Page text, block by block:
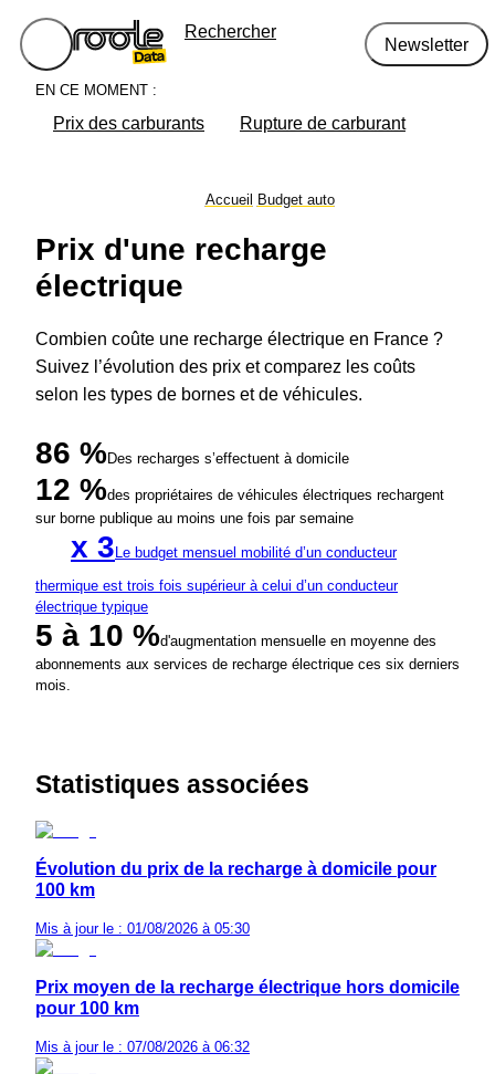
Rechercher
Newsletter
EN CE MOMENT :
Prix des carburants Rupture de carburant
Accueil Budget auto
Prix d'une recharge
électrique
Combien coûte une recharge électrique en France ?
Suivez l’évolution des prix et comparez les coûts
selon les types de bornes et de véhicules.
86 %Des recharges s’effectuent à domicile
12 %des propriétaires de véhicules électriques rechargent
sur borne publique au moins une fois par semaine
x 3Le budget mensuel mobilité d’un conducteur
thermique est trois fois supérieur à celui d’un conducteur
électrique typique
5 à 10 %d'augmentation mensuelle en moyenne des
abonnements aux services de recharge électrique ces six derniers
mois.
Statistiques associées
Évolution du prix de la recharge à domicile pour
100 km
Mis à jour le : 01/08/2026 à 05:30
Prix moyen de la recharge électrique hors domicile
pour 100 km
Mis à jour le : 07/08/2026 à 06:32